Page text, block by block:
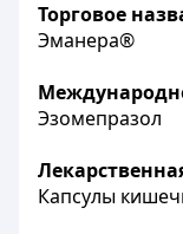
Торговое
Эманера®
Эзомепразол
Капсулы